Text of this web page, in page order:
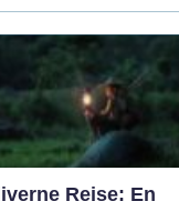
Rejse: En